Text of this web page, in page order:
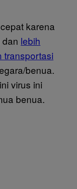
karena
lebih
transportasi
benua.
virus ini
benua.